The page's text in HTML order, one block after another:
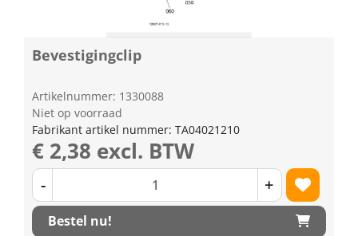
Bevestigingclip
Artikelnummer: 1330088
Niet op voorraad
Fabrikant artikel nummer: TA04021210
€ 2,38 excl. BTW
- +
Bestel nu!